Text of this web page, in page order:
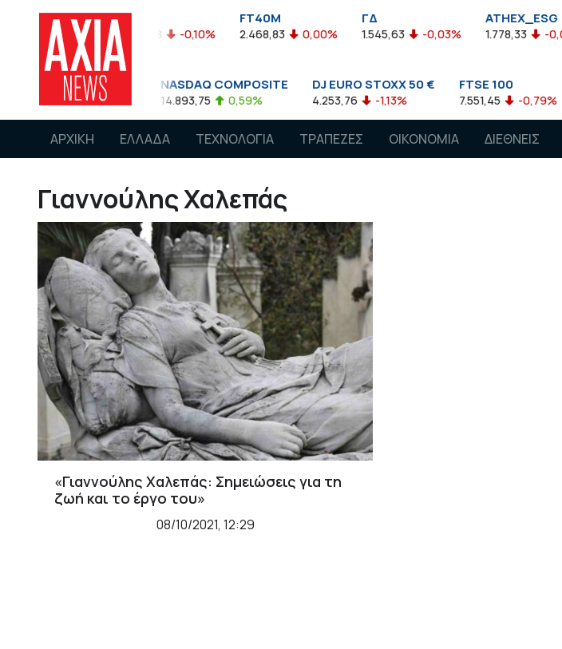
-0,05%
FTASE
3.774,48 -0,10%
FT40M
2.468,83 0,00% 1.545,63 -0,03%
ATHEX_ESG
1.778,33 -0,04%
0,08%
NASDAQ COMPOSITE
14.893,75 0,59%
DJ EURO STOXX 50 €
4.253,76 -1,13%
FTSE 100
7.551,45 -0,79%
ΑΡΧΙΚΗ ΕΛΛΑΔΑ ΤΕΧΝΟΛΟΓΙΑ ΤΡΑΠΕΖΕΣ ΟΙΚΟΝΟΜΙΑ
ΔΙΕΘΝΕΙΣ
Γιαννούλης Χαλεπάς
«Γιαννούλης Χαλεπάς: Σημειώσεις για τη
ζωή και το έργο του»
08/10/2021, 12:29